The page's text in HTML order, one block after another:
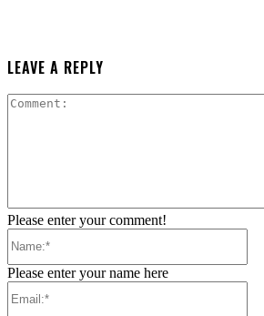
LEAVE A REPLY
Please enter your comment!
Please enter your name here